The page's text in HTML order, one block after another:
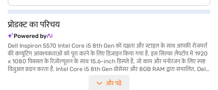
प्रोडक्ट का परिचय
Powered by
Dell Inspiron 5570 Intel Core i5 8th Gen को दक्षता और स्टाइल के साथ आपकी रोजमर्रा
की कंप्यूटिंग आवश्यकताओं को पूरा करने के लिए डिज़ाइन किया गया है. इस सिल्वर लैपटॉप में 1920
x 1080 पिक्सल के रिज़ोल्यूशन के साथ 15.6-inch डिस्प्ले है, जो काम और मनोरंजन के लिए स्पष्ट
विजुअल प्रदान करता है. Intel Core i5 8th Gen प्रोसेसर और 8GB RAM द्वारा संचालित, Dell
फाइलों और डॉक्यूमेंट के पर्याप्त स्टोरेज के लिए 1 TB HDD के साथ आता है. Windows 10 होम के
और पढ़ें